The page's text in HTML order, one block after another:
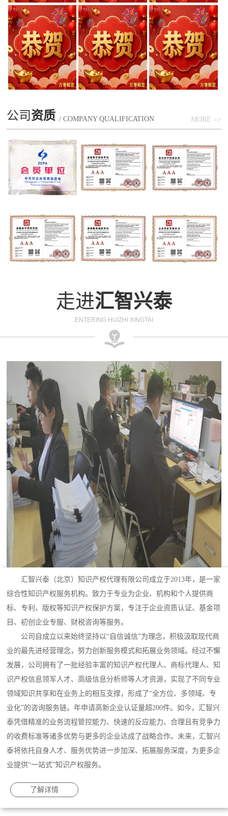
公司资质 / COMPANY QUALIFICATION MORE >>
走进汇智兴泰
ENTERING HUIZHI XINGTAI
汇智兴泰（北京）知识产权代理有限公司成立于2013年，是一家
综合性知识产权服务机构。致力于专业为企业、机构和个人提供商
标、专利、版权等知识产权保护方案，专注于企业资质认证、基金项
目、初创企业专服、财税咨询等服务。
公司自成立以来始终坚持以“自信诚信”为理念，积极汲取现代商
业的最先进经营理念，努力创新服务模式和拓展业务领域。经过不懈
发展，公司拥有了一批经验丰富的知识产权代理人、商标代理人、知
识产权信息领军人才、高级信息分析师等人才资源，实现了不同专业
领域知识共享和在业务上的相互支撑，形成了“全方位、多领域、专
业化”的咨询服务链。年申请高新企业认证量超200件。如今，汇智兴
泰凭借精准的业务流程管控能力、快速的反应能力、合理且有竞争力
的收费标准等诸多优势与更多的企业达成了战略合作。未来，汇智兴
泰将依托自身人才、服务优势进一步加深、拓展服务深度，为更多企
业提供“一站式”知识产权服务。
了解详情